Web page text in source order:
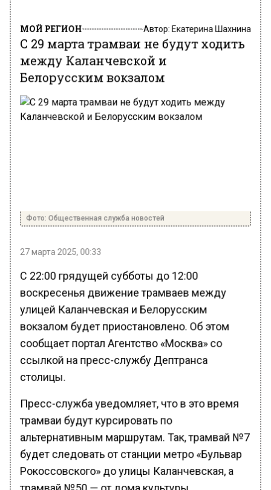
МОЙ РЕГИОН Автор: Екатерина Шахнина
С 29 марта трамваи не будут ходить
между Каланчевской и
Белорусским вокзалом
Фото: Общественная служба новостей
27 марта 2025, 00:33
С 22:00 грядущей субботы до 12:00
воскресенья движение трамваев между
улицей Каланчевская и Белорусским
вокзалом будет приостановлено. Об этом
сообщает портал Агентство «Москва» со
ссылкой на пресс-службу Дептранса
столицы.
Пресс-служба уведомляет, что в это время
трамваи будут курсировать по
альтернативным маршрутам. Так, трамвай №7
будет следовать от станции метро «Бульвар
Рокоссовского» до улицы Каланчевская, а
трамвай №50 — от дома культуры